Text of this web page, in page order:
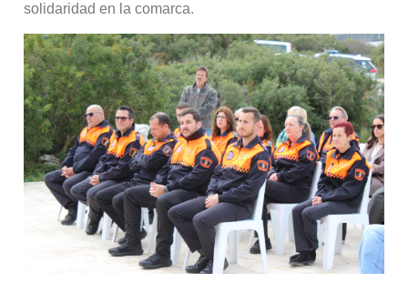
solidaridad en la comarca.